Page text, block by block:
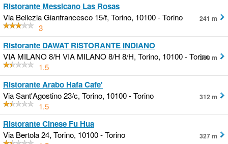
Ristorante Messicano Las Rosas
Via Bellezia Gianfrancesco 15/f, Torino, 10100 - Torino
3
241 m
Ristorante DAWAT RISTORANTE INDIANO
VIA MILANO 8/H VIA MILANO 8/H 8/H, Torino, 10100 - Torino
1.5
260 m
Ristorante Arabo Hafa Cafe'
Via Sant'Agostino 23/c, Torino, 10100 - Torino
1.5
312 m
Ristorante Cinese Fu Hua
Via Bertola 24, Torino, 10100 - Torino
327 m